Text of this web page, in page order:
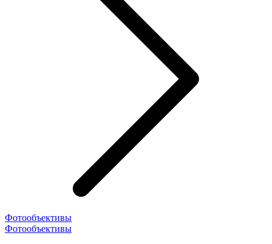
Фотообъективы
Фотообъективы